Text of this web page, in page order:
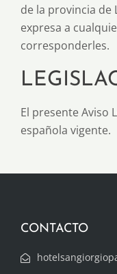
de la provincia de
expresa a
corresponderles.
El presente Aviso
española vigente.
CONTACTO